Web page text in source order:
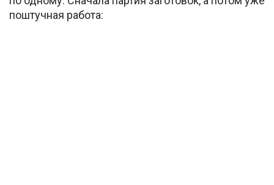
поштучная работа: